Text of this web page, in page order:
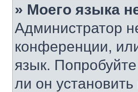
» Моего языка
Администратор
конференции,
язык.
ли он